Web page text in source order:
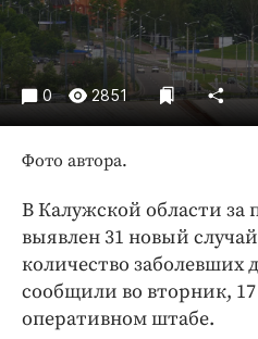
Праздники
Происшествия
Спорт
Экономика и бизнес
ПРОЕКТЫ
Издания
Медиаперсона
Интересное чтиво
Клиника года
0 2851
Фото автора.
В Калужской области за
выявлен 31 новый
количество заболевших
сообщили во вторник,
оперативном штабе.